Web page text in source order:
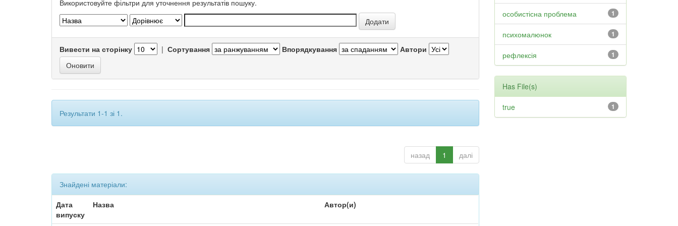
Використовуйте фільтри для уточнення результатів пошуку.
Вивести на сторінку | Сортування Впорядкування Автори
Результати 1-1 зі 1.
назад 1 далі
Знайдені матеріали:
Дата
випуску
Назва Автор(и)
1
особистісна проблема
1
психомалюнок
1
рефлексія
Has File(s)
1
true